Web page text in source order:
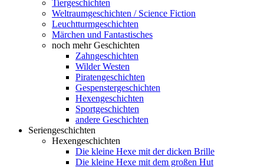
Tiergeschichten
Weltraumgeschichten / Science Fiction
Leuchtturmgeschichten
Märchen und Fantastisches
noch mehr Geschichten
Zahngeschichten
Wilder Westen
Piratengeschichten
Gespenstergeschichten
Hexengeschichten
Sportgeschichten
andere Geschichten
Seriengeschichten
Hexengeschichten
Die kleine Hexe mit der dicken Brille
Die kleine Hexe mit dem großen Hut